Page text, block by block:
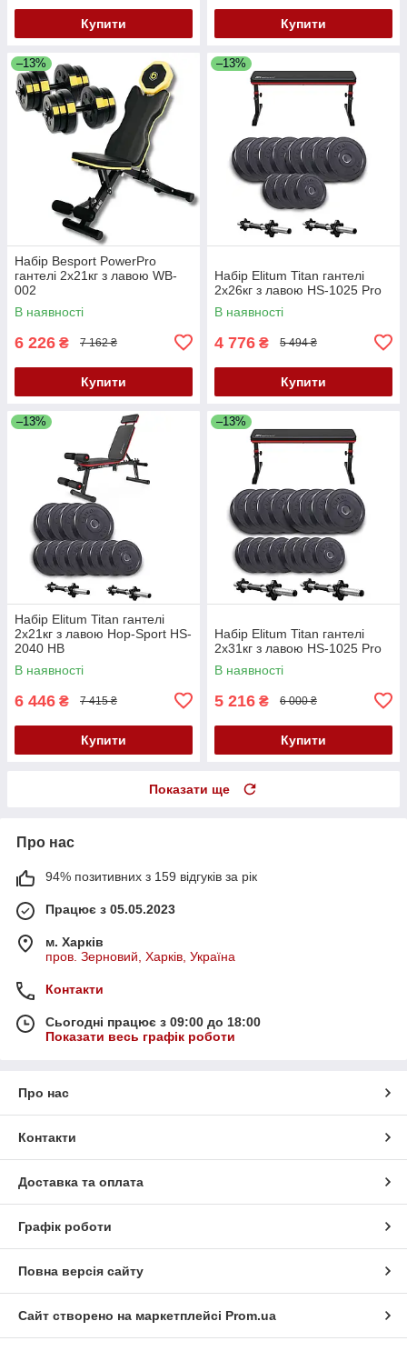
Купити Купити
–13%
Набір Besport PowerPro
гантелі 2х21кг з лавою WB-
002
В наявності
6 226 ₴ 7 162 ₴
Купити
–13%
Набір Elitum Titan гантелі
2х26кг з лавою HS-1025 Pro
В наявності
4 776 ₴ 5 494 ₴
Купити
–13%
Набір Elitum Titan гантелі
2х21кг з лавою Hop-Sport HS-
2040 НВ
В наявності
6 446 ₴ 7 415 ₴
Купити
–13%
Набір Elitum Titan гантелі
2х31кг з лавою HS-1025 Pro
В наявності
5 216 ₴ 6 000 ₴
Купити
Показати ще
Про нас
94% позитивних з 159 відгуків за рік
Працює з 05.05.2023
м. Харків
пров. Зерновий, Харків, Україна
Контакти
Сьогодні працює з 09:00 до 18:00
Показати весь графік роботи
Про нас
Контакти
Доставка та оплата
Графік роботи
Повна версія сайту
Сайт створено на маркетплейсі Prom.ua